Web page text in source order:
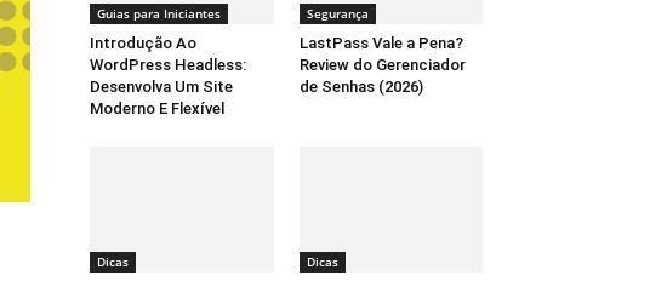
Guias para Iniciantes
Introdução Ao
WordPress Headless:
Desenvolva Um Site
Moderno E Flexível
Segurança
LastPass Vale a Pena?
Review do Gerenciador
de Senhas (2026)
Dicas Dicas